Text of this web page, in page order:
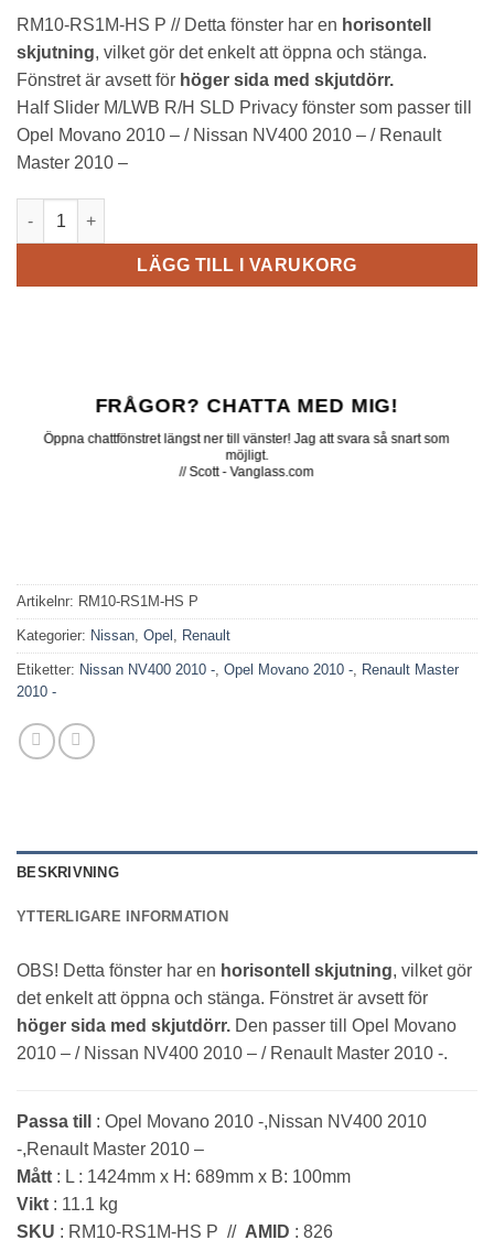
RM10-RS1M-HS P // Detta fönster har en horisontell
skjutning, vilket gör det enkelt att öppna och stänga.
Fönstret är avsett för höger sida med skjutdörr.
Half Slider M/LWB R/H SLD Privacy fönster som passer till
Opel Movano 2010 – / Nissan NV400 2010 – / Renault
Master 2010 –
RM10-RS1M-HS P // Half Slider M/LWB R/H SLD Privacy mängd
LÄGG TILL I VARUKORG
FRÅGOR? CHATTA MED MIG!
Öppna chattfönstret längst ner till vänster! Jag att svara så snart som
möjligt.
// Scott - Vanglass.com
Artikelnr: RM10-RS1M-HS P
Kategorier: Nissan, Opel , Renault
Etiketter: Nissan NV400 2010 -, Opel Movano 2010 -, Renault Master
2010 -
BESKRIVNING
YTTERLIGARE INFORMATION
OBS! Detta fönster har en horisontell skjutning, vilket gör
det enkelt att öppna och stänga. Fönstret är avsett för
höger sida med skjutdörr. Den passer till Opel Movano
2010 – / Nissan NV400 2010 – / Renault Master 2010 -.
Passa till
: Opel Movano 2010 -,Nissan NV400 2010
-,Renault Master 2010 –
Mått : L : 1424mm x H: 689mm x B: 100mm
Vikt : 11.1 kg
SKU : RM10-RS1M-HS P // AMID : 826